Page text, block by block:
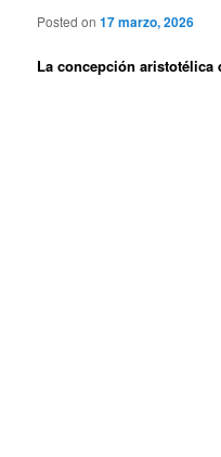
Posted on17 marzo, 2026
La concepción